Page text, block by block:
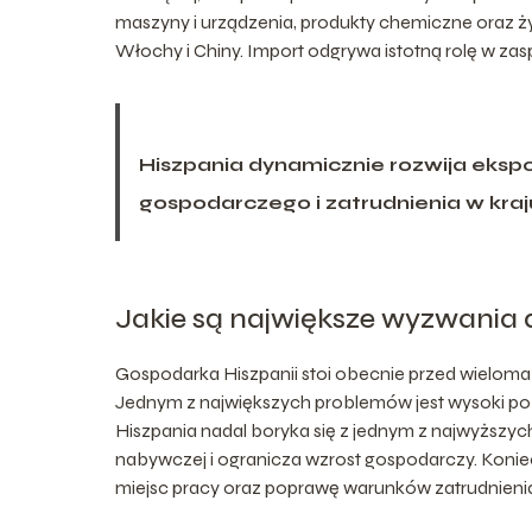
maszyny i urządzenia, produkty chemiczne oraz
Włochy i Chiny. Import odgrywa istotną rolę w
Hiszpania dynamicznie rozwija
gospodarczego i zatrudnienia w
Jakie są największe wyzwania
Gospodarka Hiszpanii stoi obecnie przed
Jednym z największych problemów jest wysoki
Hiszpania nadal boryka się z jednym z
nabywczej i ogranicza wzrost gospodarczy.
miejsc pracy oraz poprawę warunków